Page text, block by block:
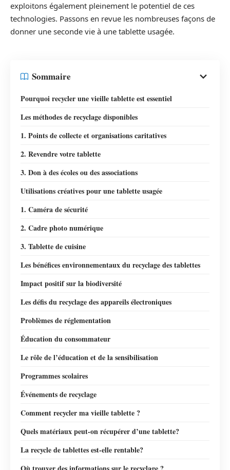
exploitons également pleinement le potentiel de ces
technologies. Passons en revue les nombreuses façons de
donner une seconde vie à une tablette usagée.
Sommaire
Pourquoi recycler une vieille tablette est essentiel
Les méthodes de recyclage disponibles
1. Points de collecte et organisations caritatives
2. Revendre votre tablette
3. Don à des écoles ou des associations
Utilisations créatives pour une tablette usagée
1. Caméra de sécurité
2. Cadre photo numérique
3. Tablette de cuisine
Les bénéfices environnementaux du recyclage des tablettes
Impact positif sur la biodiversité
Les défis du recyclage des appareils électroniques
Problèmes de réglementation
Éducation du consommateur
Le rôle de l’éducation et de la sensibilisation
Programmes scolaires
Événements de recyclage
Comment recycler ma vieille tablette ?
Quels matériaux peut-on récupérer d’une tablette?
La recycle de tablettes est-elle rentable?